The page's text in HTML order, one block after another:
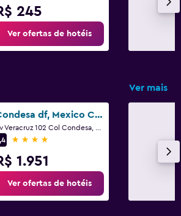
245
Ver ofertas de hotéis
Ver mais
Condesa df, Mexico City, a Member of Design Hotels
4 estrelas
1.951
Ver ofertas de hotéis